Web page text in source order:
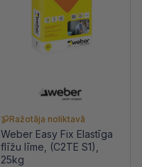
Ražotāja noliktavā
Weber Easy Fix Elastīga
flīžu līme, (C2TE S1),
25kg